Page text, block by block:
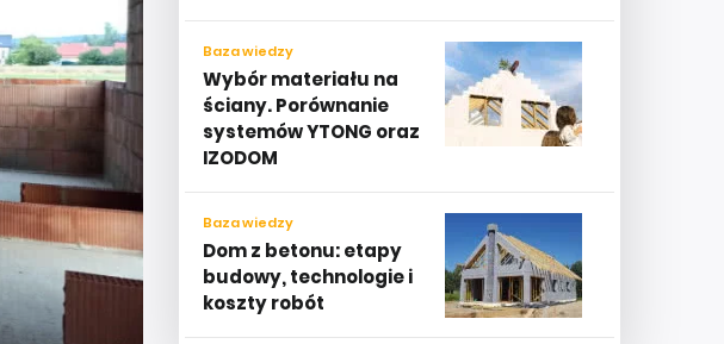
Baza wiedzy
Wybór materiału na
ściany. Porównanie
systemów YTONG oraz
IZODOM
Baza wiedzy
Dom z betonu: etapy
budowy, technologie i
koszty robót